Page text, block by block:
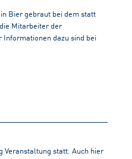
Bier gebraut bei dem statt
Mitarbeiter der
Informationen dazu sind bei
Veranstaltung statt. Auch hier